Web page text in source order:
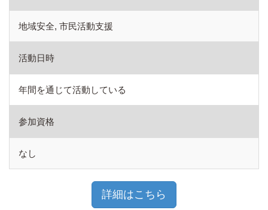
地域安全, 市民活動支援
活動日時
年間を通じて活動している
参加資格
なし
詳細はこちら